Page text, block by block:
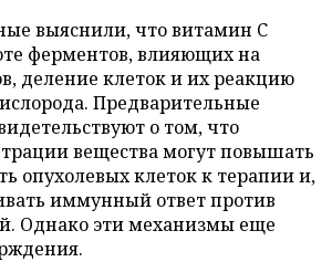
выяснили, что витамин C
ферментов, влияющих на
деление клеток и их реакцию
Предварительные
о том, что
вещества могут повышать
опухолевых клеток к терапии и,
иммунный ответ против
Однако эти механизмы еще